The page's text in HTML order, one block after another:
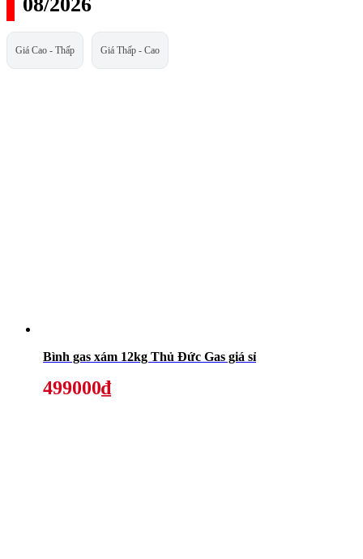
08/2026
Giá Cao - Thấp Giá Thấp - Cao
Bình gas xám 12kg Thủ Đức Gas giá sỉ
499000₫